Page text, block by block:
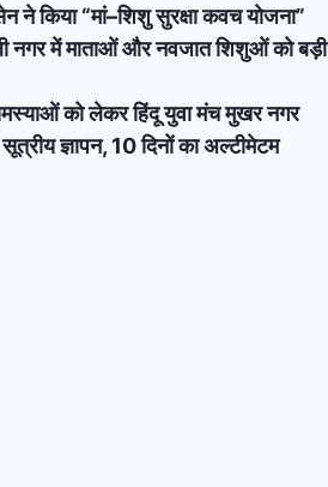
ने किया “मां–शिशु सुरक्षा कवच योजना”
नगर में माताओं और नवजात शिशुओं को बड़ी
को लेकर हिंदू युवा मंच मुखर नगर
ज्ञापन, 10 दिनों का अल्टीमेटम